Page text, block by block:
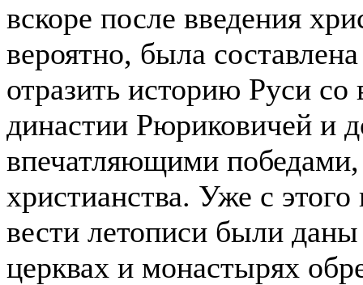
вскоре после введения
вероятно, была
отразить историю Руси
династии Рюриковичей и
впечатляющими
христианства. Уже с
вести летописи были
церквах и монастырях